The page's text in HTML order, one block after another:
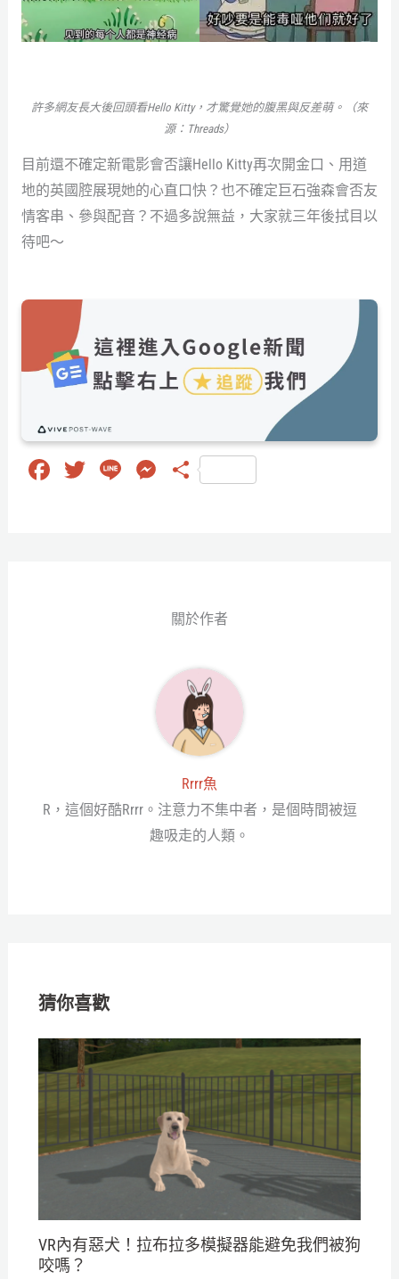
許多網友長大後回頭看Hello Kitty，才驚覺她的腹黑與反差萌。（來
源：Threads）
目前還不確定新電影會否讓Hello Kitty再次開金口、用道
地的英國腔展現她的心直口快？也不確定巨石強森會否友
情客串、參與配音？不過多說無益，大家就三年後拭目以
待吧～
Fa
T
Li
M 分
關於作者
Rrrr魚
R，這個好酷Rrrr。注意力不集中者，是個時間被逗
趣吸走的人類。
猜你喜歡
VR內有惡犬！拉布拉多模擬器能避免我們被狗
咬嗎？